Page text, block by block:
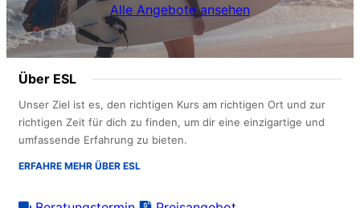
Alle Angebote ansehen
Über ESL
Unser Ziel ist es, den richtigen Kurs am richtigen Ort und zur
richtigen Zeit für dich zu finden, um dir eine einzigartige und
umfassende Erfahrung zu bieten.
ERFAHRE MEHR ÜBER ESL